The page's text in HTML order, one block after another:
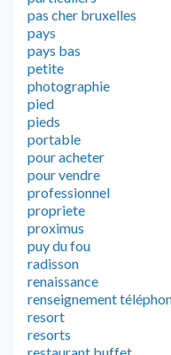
pas cher bruxelles
pays
pays bas
petite
photographie
pied
pieds
portable
pour acheter
pour vendre
professionnel
propriete
proximus
puy du fou
radisson
renaissance
renseignement
resort
resorts